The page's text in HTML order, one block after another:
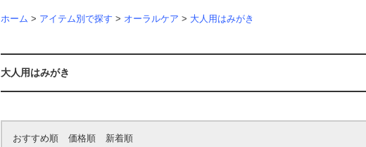
ホーム > アイテム別で探す > オーラルケア > 大人用はみがき
大人用はみがき
おすすめ順 価格順 新着順